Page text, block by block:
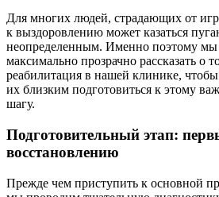
Для многих людей, страдающих от
к выздоровлению может казаться
неопределенным. Именно поэтому мы
максимально прозрачно рассказать о
реабилитация в нашей клинике,
их близким подготовиться к этому
шагу.
Подготовительный этап:
восстановлению
Прежде чем приступить к основной